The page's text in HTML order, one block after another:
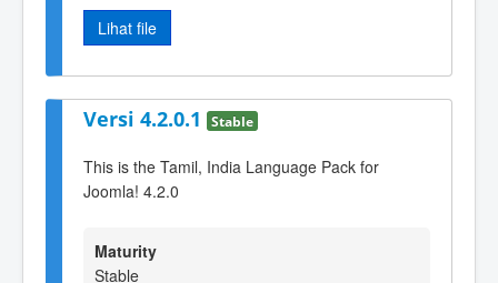
Lihat file
Versi 4.2.0.1 Stable
This is the Tamil, India Language Pack for
Joomla! 4.2.0
Maturity
Stable